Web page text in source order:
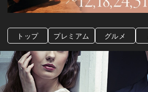
トップ プレミアム グルメ